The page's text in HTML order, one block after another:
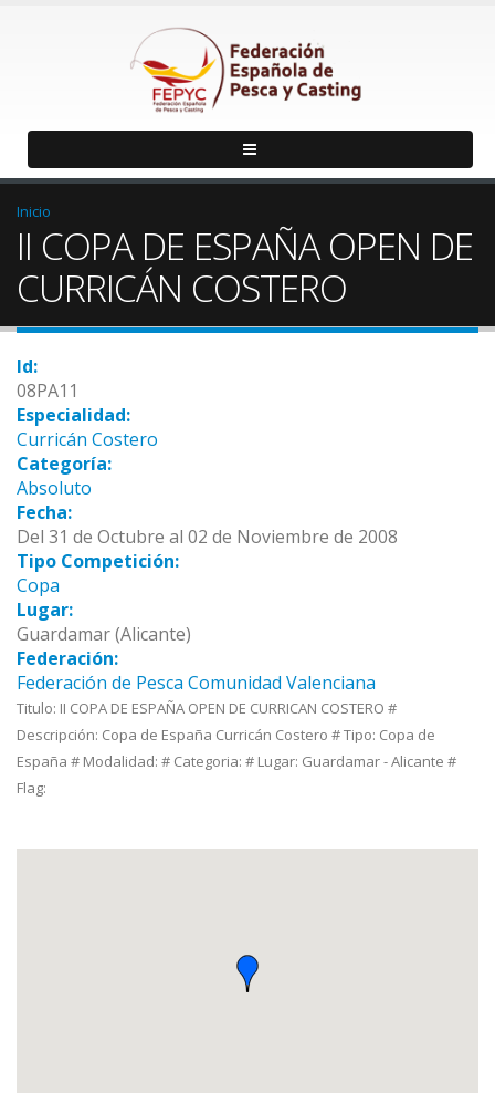
Inicio
II COPA DE ESPAÑA OPEN DE
CURRICÁN COSTERO
Id:
08PA11
Especialidad:
Curricán Costero
Categoría:
Absoluto
Fecha:
Del 31 de Octubre al 02 de Noviembre de 2008
Tipo Competición:
Copa
Lugar:
Guardamar (Alicante)
Federación:
Federación de Pesca Comunidad Valenciana
Titulo: II COPA DE ESPAÑA OPEN DE CURRICAN COSTERO #
Descripción: Copa de España Curricán Costero # Tipo: Copa de
España # Modalidad: # Categoria: # Lugar: Guardamar - Alicante #
Flag: